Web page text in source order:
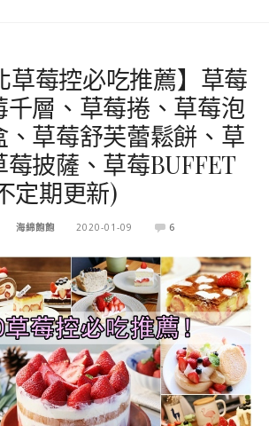
草莓控必吃推薦】草莓
千層、草莓捲、草莓泡
、草莓舒芙蕾鬆餅、草
披薩、草莓BUFFET
定期更新)
海綿飽飽 2020-01-09 6